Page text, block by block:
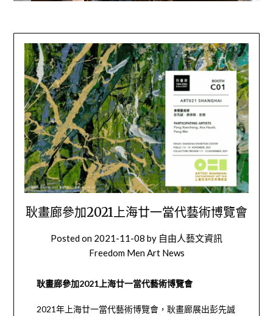
耿畫廊參加2021上海廿一當代藝術博覽會
Posted on 2021-11-08 by 自由人藝文資訊
Freedom Men Art News
耿畫廊參加2021上海廿一當代藝術博覽會
2021年上海廿一當代藝術博覽會，耿畫廊展出彭先誠